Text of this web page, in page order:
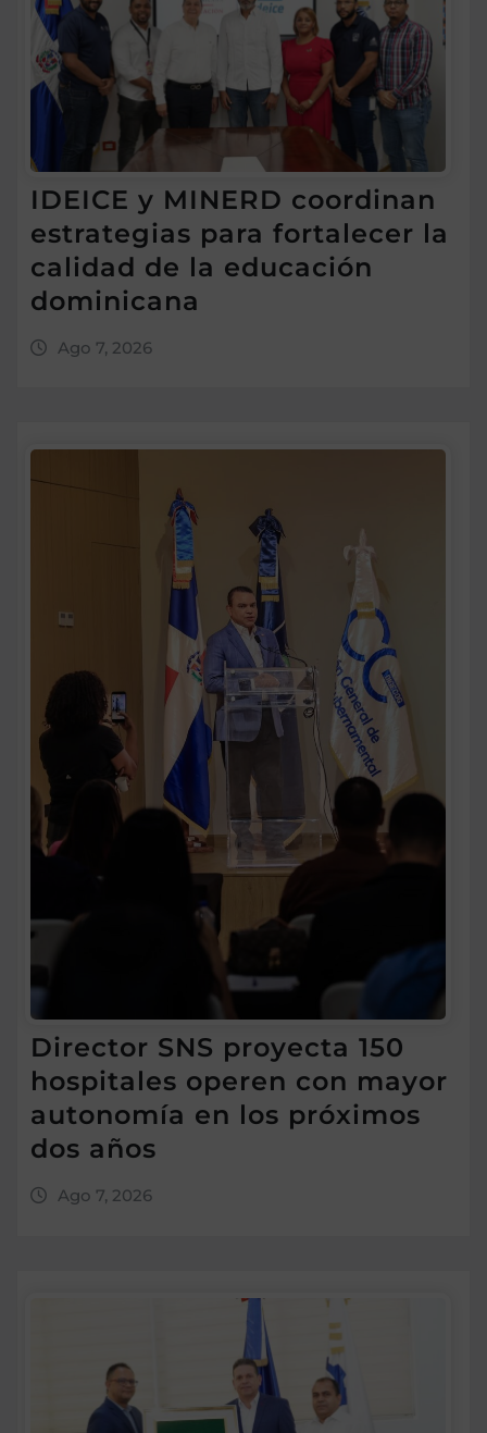
IDEICE y MINERD coordinan
estrategias para fortalecer la
calidad de la educación
dominicana
Ago 7, 2026
Director SNS proyecta 150
hospitales operen con mayor
autonomía en los próximos
dos años
Ago 7, 2026